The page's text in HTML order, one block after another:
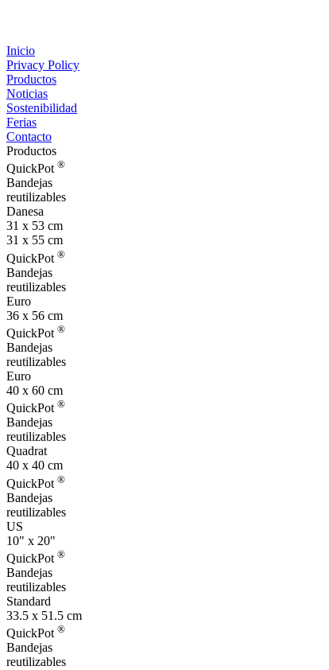
Inicio
Privacy Policy
Productos
Noticias
Sostenibilidad
Ferias
Contacto
Productos
QuickPot ®
Bandejas
reutilizables
Danesa
31 x 53 cm
31 x 55 cm
QuickPot ®
Bandejas
reutilizables
Euro
36 x 56 cm
QuickPot ®
Bandejas
reutilizables
Euro
40 x 60 cm
QuickPot ®
Bandejas
reutilizables
Quadrat
40 x 40 cm
QuickPot ®
Bandejas
reutilizables
US
10" x 20"
QuickPot ®
Bandejas
reutilizables
Standard
33.5 x 51.5 cm
QuickPot ®
Bandejas
reutilizables